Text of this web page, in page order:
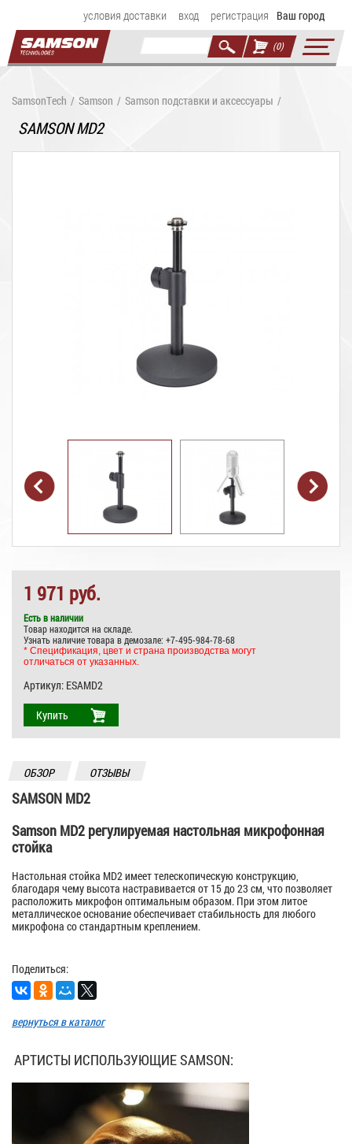
условия доставки вход регистрация Ваш город
(0)
SamsonTech / Samson / Samson подставки и аксессуары /
SAMSON MD2
АРТИСТЫ ИСПОЛЬЗУЮЩИЕ SAMSON:
1 971 руб.
Есть в наличии
Товар находится на складе.
Узнать наличие товара в демозале: +7-495-984-78-68
* Спецификация, цвет и страна производства могут
отличаться от указанных.
Артикул: ESAMD2
Купить
ОБЗОР ОТЗЫВЫ
SAMSON MD2
Samson MD2 регулируемая настольная микрофонная
стойка
Настольная стойка MD2 имеет телескопическую конструкцию,
благодаря чему высота настравивается от 15 до 23 см, что позволяет
расположить микрофон оптимальным образом. При этом литое
металлическое основание обеспечивает стабильность для любого
микрофона со стандартным креплением.
Поделиться:
вернуться в каталог